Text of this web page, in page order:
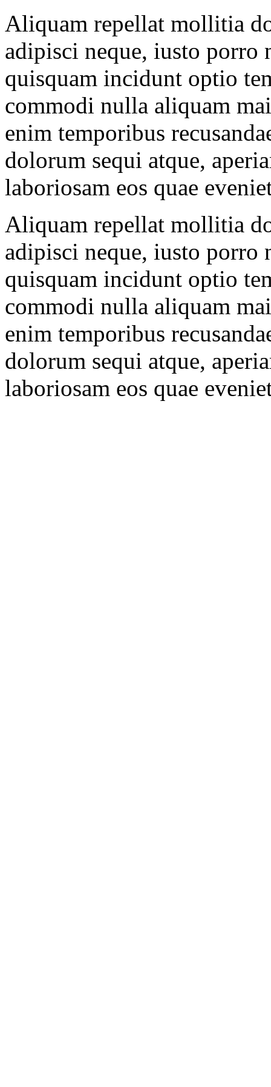
Aliquam repellat mollitia
adipisci neque, iusto porro
quisquam incidunt optio
commodi nulla aliquam
enim temporibus
dolorum sequi atque,
laboriosam eos quae
Aliquam repellat mollitia
adipisci neque, iusto porro
quisquam incidunt optio
commodi nulla aliquam
enim temporibus
dolorum sequi atque,
laboriosam eos quae